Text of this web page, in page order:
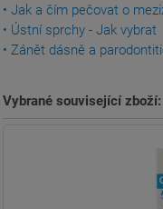
• Jak a čím pečovat o
• Ústní sprchy - Jak vybrat
• Zánět dásně a
Vybrané související zboží: